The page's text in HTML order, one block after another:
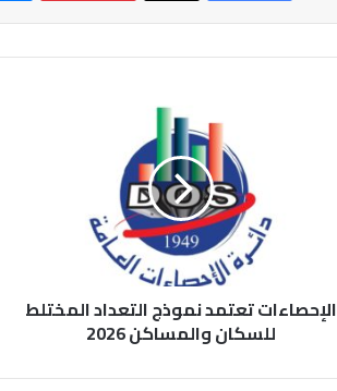
الإحصاءات تعتمد نموذج التعداد المختلط
للسكان والمساكن 2026